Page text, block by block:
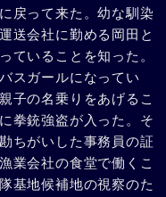
戻って来た。幼な馴染
送会社に勤める岡田と
ていることを知った。
スガールになってい
子の名乗りをあげるこ
拳銃強盗が入った。そ
ちがいした事務員の証
業会社の食堂で働くこ
基地候補地の視察のた